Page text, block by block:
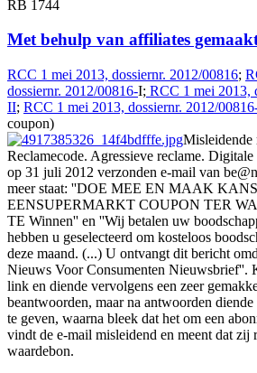
RB 1744
Met behulp van affiliates
RCC 1 mei 2013, dossiernr. 2012/00816;
dossiernr. 2012/00816-I; RCC 1 mei 2013,
II; RCC 1 mei 2013, dossiernr. 2012/
coupon)
Misleidende
Reclamecode. Agressieve reclame.
op 31 juli 2012 verzonden e-mail van
meer staat: ''DOE MEE EN MAAK
EENSUPERMARKT COUPON TER
TE Winnen'' en ''Wij betalen uw
hebben u geselecteerd om kosteloos
deze maand. (...) U ontvangt dit bericht
Nieuws Voor Consumenten Nieuwsbrief''.
link en diende vervolgens een zeer
beantwoorden, maar na antwoorden
te geven, waarna bleek dat het om een
vindt de e-mail misleidend en meent dat zij
waardebon.